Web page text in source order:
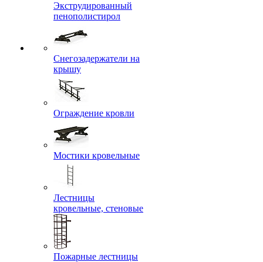
Экструдированный
пенополистирол
Снегозадержатели на
крышу
Ограждение кровли
Мостики кровельные
Лестницы
кровельные, стеновые
Пожарные лестницы